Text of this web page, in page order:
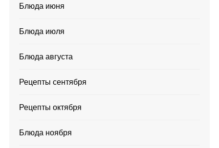
Блюда июня
Блюда июля
Блюда августа
Рецепты сентября
Рецепты октября
Блюда ноября